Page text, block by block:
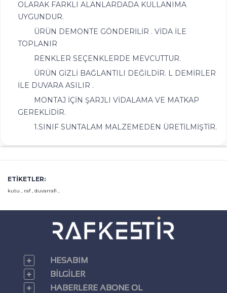
OLARAK FARKLI ALANLARDADA KULLANIMA
UYGUNDUR.
ÜRÜN DEMONTE GÖNDERİLİR . VİDA İLE
TOPLANIR
RENKLER SEÇENKLERDE MEVCUTTUR.
ÜRÜN GİZLİ BAĞLANTILI DEĞİLDİR. L DEMİRLER
İLE DUVARA ASILIR .
MONTAJ İÇİN ŞARJLI VİDALAMA VE MATKAP
GEREKLİDİR.
1.SINIF SUNTALAM MALZEMEDEN ÜRETİLMİŞTİR.
ETIKETLER:
kutu , raf, duvarrafi ,
HESABIM
BILGILER
HABERLERE ABONE OL